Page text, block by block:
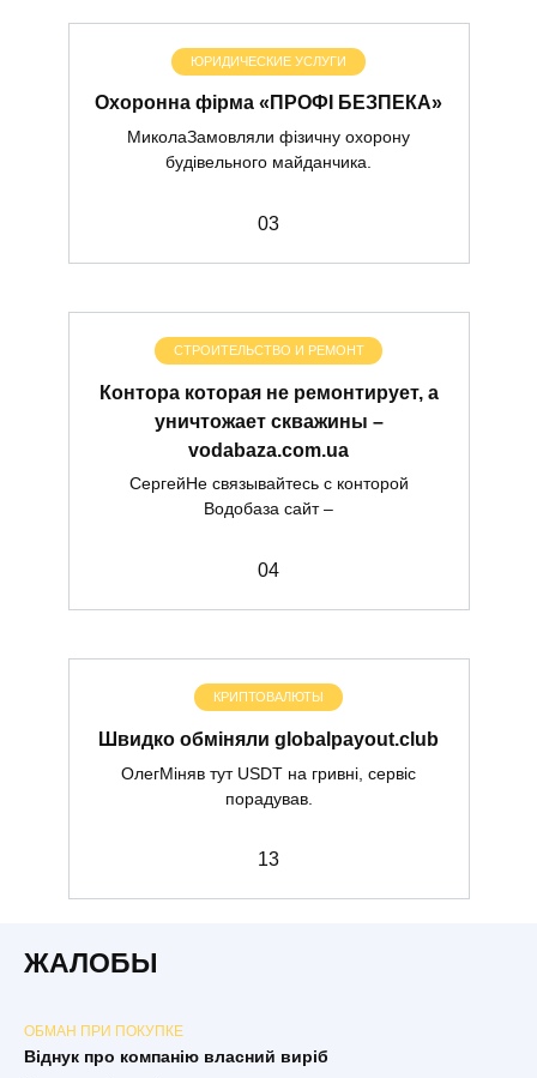
ЮРИДИЧЕСКИЕ УСЛУГИ
Охоронна фірма «ПРОФІ БЕЗПЕКА»
МиколаЗамовляли фізичну охорону
будівельного майданчика.
03
СТРОИТЕЛЬСТВО И РЕМОНТ
Контора которая не ремонтирует, а
уничтожает скважины –
vodabaza.com.ua
СергейНе связывайтесь с конторой
Водобаза сайт –
04
КРИПТОВАЛЮТЫ
Швидко обміняли globalpayout.club
ОлегМіняв тут USDT на гривні, сервіс
порадував.
13
ЖАЛОБЫ
ОБМАН ПРИ ПОКУПКЕ
Віднук про компанію власний виріб